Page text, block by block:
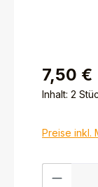
7,50 €
Inhalt: 2
Preise inkl.
Produkt